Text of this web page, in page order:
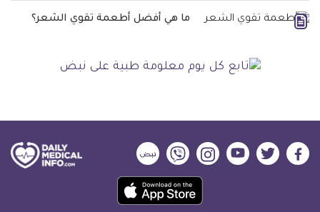
ما هي أفضل أطعمة تقوي الشعر؟
ديلي
ديلي
ديلي
ميديكال
ديلي
ميديكال
انفو
ديلي
ميديكال
انفو
ديلي
ميديكال
انفو
حمل
تطبيق